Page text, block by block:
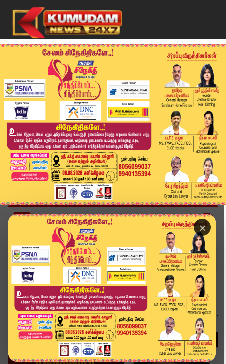
×
Home Topics